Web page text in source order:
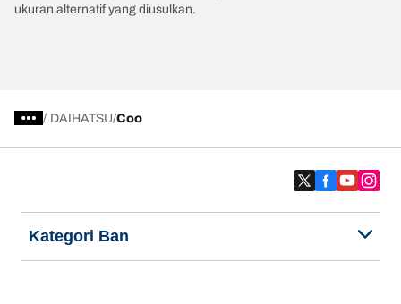
ukuran alternatif yang diusulkan.
/ DAIHATSU Coo
Kategori Ban